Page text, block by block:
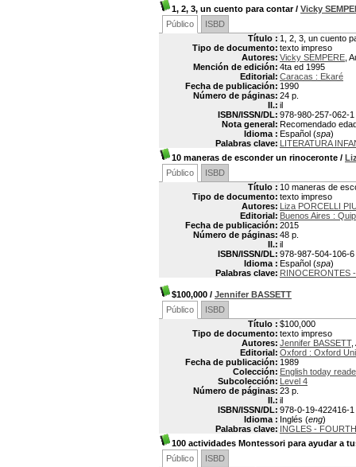
1, 2, 3, un cuento para contar/ Vicky
Público
ISBD
Título : 1, 2, 3, un cuento
Tipo de documento: texto impreso
Autores: Vicky SEMPERE ,
Mención de edición: 4ta ed 1995
Editorial: Caracas : Ekaré
Fecha de publicación: 1990
Número de páginas: 24 p.
Il.: il
ISBN/ISSN/DL: 978-980-257-062-1
Nota general: Recomendado
Idioma : Español (spa)
Palabras clave: LITERATURA
10 maneras de esconder un rinoceronte /
Público
ISBD
Título : 10 maneras de
Tipo de documento: texto impreso
Autores: Liza PORCELLI
Editorial: Buenos Aires :
Fecha de publicación: 2015
Número de páginas: 48 p.
Il.: il
ISBN/ISSN/DL: 978-987-504-106-6
Idioma : Español (spa)
Palabras clave: RINOCERONTES
$100,000 / Jennifer BASSETT
Público
ISBD
Título : $100,000
Tipo de documento: texto impreso
Autores: Jennifer BASSETT,
Editorial: Oxford : Oxford
Fecha de publicación: 1989
Colección: English today
Subcolección: Level 4
Número de páginas: 23 p.
Il.: il
ISBN/ISSN/DL: 978-0-19-422416-1
Idioma : Inglés (eng)
Palabras clave: INGLES -
100 actividades Montessori para ayudar a
Público
ISBD